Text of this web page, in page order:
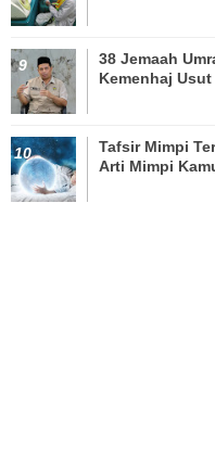
38 Jemaah
Kemenhaj
Tafsir Mimpi
Arti Mimpi